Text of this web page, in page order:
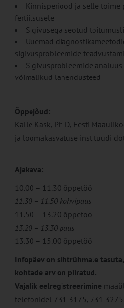
Kinnisperiood ja selle toime
fertiilsusele
Sigivusega seotud
Uuemad
sigivusprobleemide
Sigivusprobleemide
võimalikud lahendusteed
Õppejõud:
Kalle Kask, Ph D, Eesti
ja loomakasvatuse instituudi
Ajakava:
10.00 – 11.30 õppetöö
11.30 – 11.50 kohvipaus
11.50 – 13.20 õppetöö
13.20 – 13.30 paus
13.30 – 15.00 õppetöö
Infopäev on sihtrühmale tasuta,
kohtade arv on piiratud.
Vajalik eelregistreerimine
telefonidel 731 3175, 731